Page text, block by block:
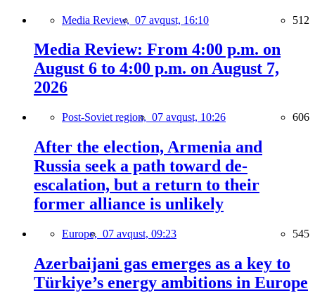
Media Review, 07 avqust, 16:10 512
Media Review: From 4:00 p.m. on
August 6 to 4:00 p.m. on August 7,
2026
Post-Soviet region, 07 avqust, 10:26 606
After the election, Armenia and
Russia seek a path toward de-
escalation, but a return to their
former alliance is unlikely
Europe, 07 avqust, 09:23 545
Azerbaijani gas emerges as a key to
Türkiye’s energy ambitions in Europe